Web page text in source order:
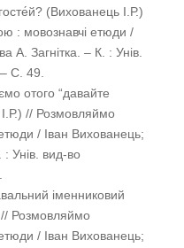
(Вихованець І.Р.)
: мовознавчі етюди /
А. Загнітка. – К. : Унів.
С. 49.
отого “давайте
// Розмовляймо
/ Іван Вихованець;
: Унів. вид-во
іменниковий
// Розмовляймо
/ Іван Вихованець;